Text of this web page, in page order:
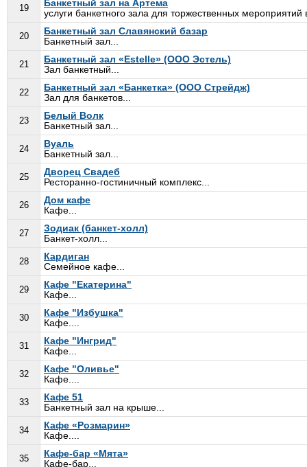
19
Банкетный зал на Артема
услуги банкетного зала для торжественных мероприятий
20
Банкетный зал Славянский базар
Банкетный зал...
21
Банкетный зал «Estelle» (ООО Эстель)
Зал банкетный...
22
Банкетный зал «Банкетка» (ООО Стрейдж)
Зал для банкетов...
23
Белый Волк
Банкетный зал...
24
Вуаль
Банкетный зал...
25
Дворец Свадеб
Ресторанно-гостиничный комплекс...
26
Дом кафе
Кафе...
27
Зодиак (банкет-холл)
Банкет-холл...
28
Кардиган
Семейное кафе...
29
Кафе "Екатерина"
Кафе...
30
Кафе "Избушка"
Кафе....
31
Кафе "Ингрид"
Кафе...
32
Кафе "Оливье"
Кафе....
33
Кафе 51
Банкетный зал на крыше...
34
Кафе «Розмарин»
Кафе....
35
Кафе-бар «Мята»
Кафе-бар...